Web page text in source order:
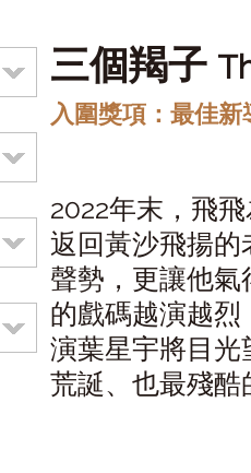
三個羯子
入圍獎項：最佳新
2022年末，飛
返回黃沙飛揚
聲勢，更讓他
的戲碼越演越
演葉星宇將目
荒誕、也最殘酷